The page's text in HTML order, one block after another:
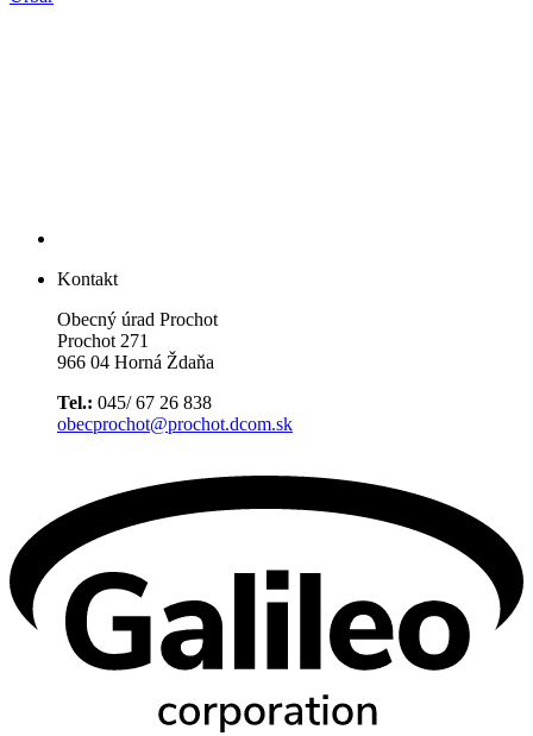
Kontakt
Obecný úrad Prochot
Prochot 271
966 04 Horná Ždaňa
Tel.: 045/ 67 26 838
obecprochot@prochot.dcom.sk